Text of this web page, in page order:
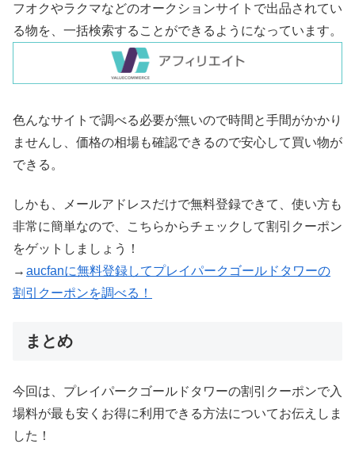
フオクやラクマなどのオークションサイトで出品されてい
る物を、一括検索することができるようになっています。
色んなサイトで調べる必要が無いので時間と手間がかかり
ませんし、価格の相場も確認できるので安心して買い物が
できる。
しかも、メールアドレスだけで無料登録できて、使い方も
非常に簡単なので、こちらからチェックして割引クーポン
をゲットしましょう！
→ aucfanに無料登録してプレイパークゴールドタワーの
割引クーポンを調べる！
まとめ
今回は、プレイパークゴールドタワーの割引クーポンで入
場料が最も安くお得に利用できる方法についてお伝えしま
した！